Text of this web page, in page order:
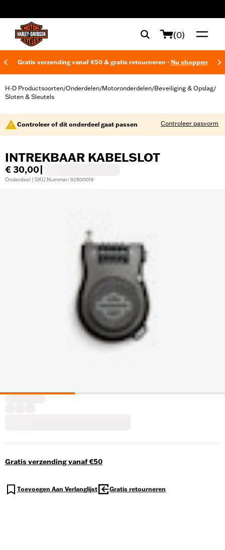
(0)
Gratis verzending vanaf €50 & gratis retourneren - Nu shoppen
H-D Productsoorten/Onderdelen/Motoronderdelen/Beveiliging & Opslag/
Sloten & Sleutels
Controleer of dit onderdeel gaat passen Controleer pasvorm
INTREKBAAR KABELSLOT
€ 30,00
Onderdeel | SKU Nummer: 92800018
Gratis verzending vanaf €50
Toevoegen Aan Verlanglijst Gratis retourneren